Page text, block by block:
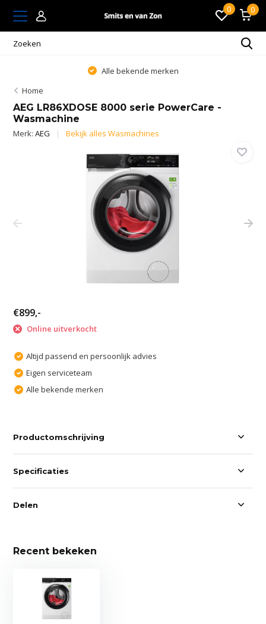
0 0
Alle bekende merken
Home
AEG LR86XDOSE 8000 serie PowerCare -
Wasmachine
Merk:AEG Bekijk alles Wasmachines
€899,-
Online uitverkocht
Altijd passend en persoonlijk advies
Eigen serviceteam
Alle bekende merken
Productomschrijving
Specificaties
Delen
Recent bekeken